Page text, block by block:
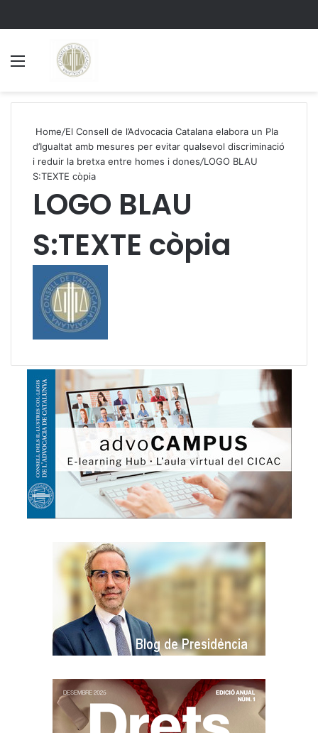
Home/El Consell de l’Advocacia Catalana elabora un Pla
d’Igualtat amb mesures per evitar qualsevol discriminació
i reduir la bretxa entre homes i dones/LOGO BLAU
S:TEXTE còpia
LOGO BLAU
S:TEXTE còpia